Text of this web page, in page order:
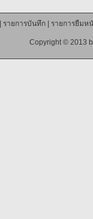
รายการบันทึก| รายการยืมห
Copyright © 2013